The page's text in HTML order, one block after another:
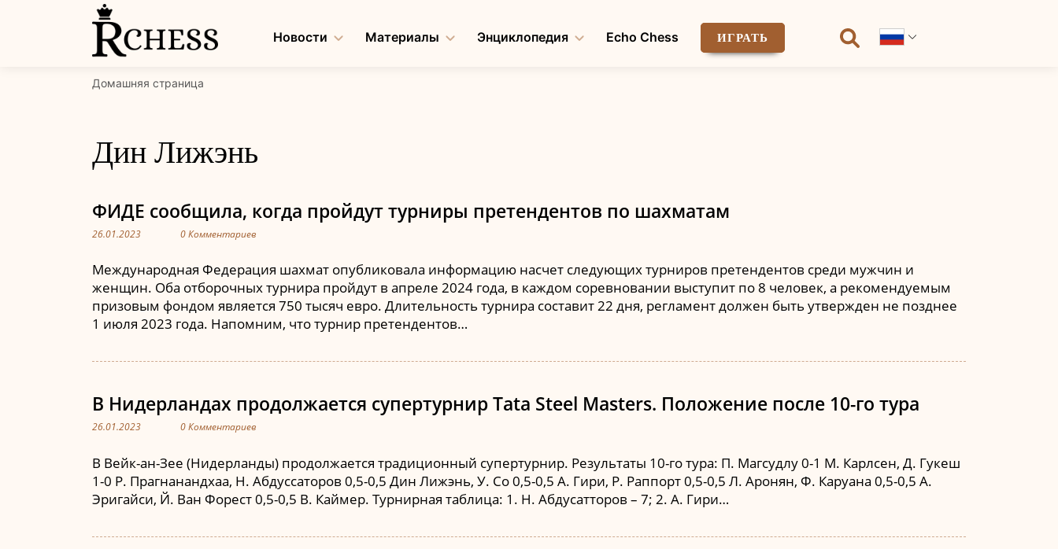
Новости Материалы Энциклопедия Echo Chess ИГРАТЬ
Домашняя страница
Дин Лижэнь
ФИДЕ сообщила, когда пройдут турниры претендентов по шахматам
26.01.2023 0 Комментариев
Международная Федерация шахмат опубликовала информацию насчет следующих турниров претендентов среди мужчин и
женщин. Оба отборочных турнира пройдут в апреле 2024 года, в каждом соревновании выступит по 8 человек, а рекомендуемым
призовым фондом является 750 тысяч евро. Длительность турнира составит 22 дня, регламент должен быть утвержден не позднее
1 июля 2023 года. Напомним, что турнир претендентов…
В Нидерландах продолжается супертурнир Tata Steel Masters. Положение после 10-го тура
26.01.2023 0 Комментариев
В Вейк-ан-Зее (Нидерланды) продолжается традиционный супертурнир. Результаты 10-го тура: П. Магсудлу 0-1 М. Карлсен, Д. Гукеш
1-0 Р. Прагнанандхаа, Н. Абдуссаторов 0,5-0,5 Дин Лижэнь, У. Со 0,5-0,5 А. Гири, Р. Раппорт 0,5-0,5 Л. Аронян, Ф. Каруана 0,5-0,5 А.
Эригайси, Й. Ван Форест 0,5-0,5 В. Каймер. Турнирная таблица: 1. Н. Абдусатторов – 7; 2. А. Гири…